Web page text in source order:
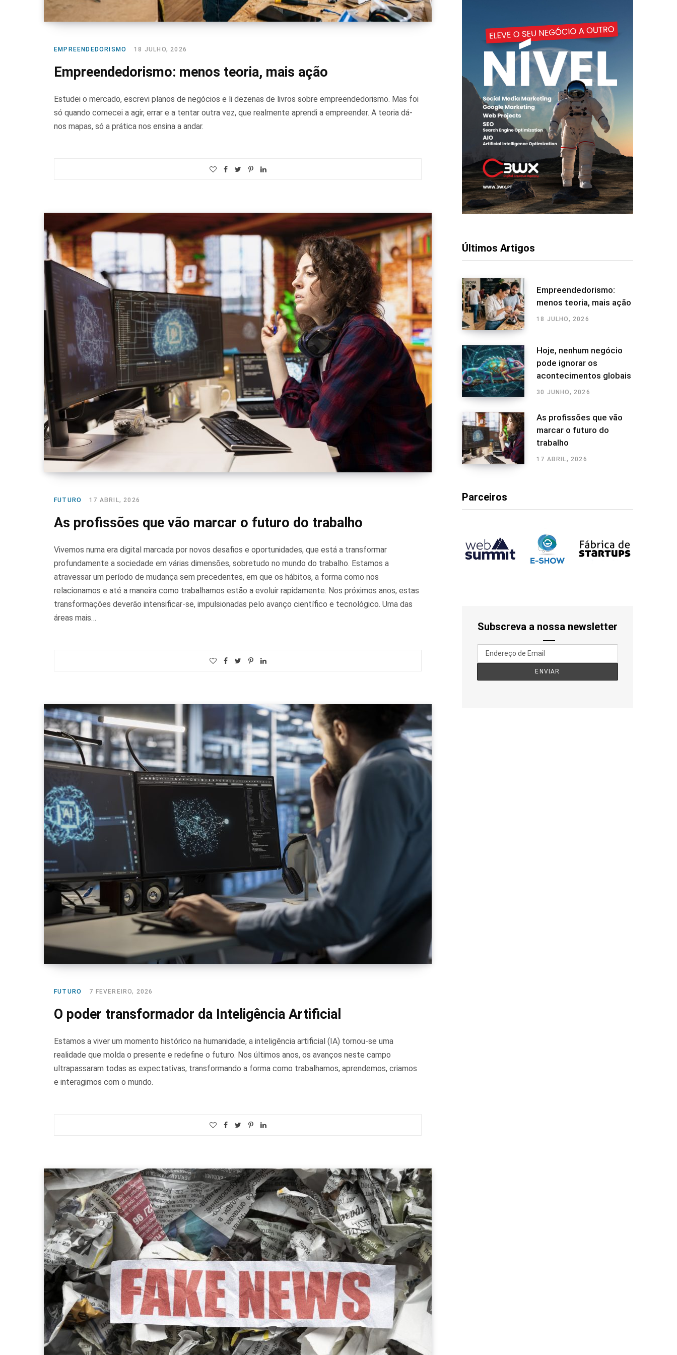
EMPREENDEDORISMO 18 JULHO, 2026
Empreendedorismo: menos teoria, mais ação
Estudei o mercado, escrevi planos de negócios e li dezenas de livros sobre empreendedorismo. Mas foi
só quando comecei a agir, errar e a tentar outra vez, que realmente aprendi a empreender. A teoria dá-
nos mapas, só a prática nos ensina a andar.
FUTURO 17 ABRIL, 2026
As profissões que vão marcar o futuro do trabalho
Vivemos numa era digital marcada por novos desafios e oportunidades, que está a transformar
profundamente a sociedade em várias dimensões, sobretudo no mundo do trabalho. Estamos a
atravessar um período de mudança sem precedentes, em que os hábitos, a forma como nos
relacionamos e até a maneira como trabalhamos estão a evoluir rapidamente. Nos próximos anos, estas
transformações deverão intensificar-se, impulsionadas pelo avanço científico e tecnológico. Uma das
áreas mais…
FUTURO 7 FEVEREIRO, 2026
O poder transformador da Inteligência Artificial
Estamos a viver um momento histórico na humanidade, a inteligência artificial (IA) tornou-se uma
realidade que molda o presente e redefine o futuro. Nos últimos anos, os avanços neste campo
ultrapassaram todas as expectativas, transformando a forma como trabalhamos, aprendemos, criamos
e interagimos com o mundo.
Últimos Artigos
Empreendedorismo:
menos teoria, mais ação
18 JULHO, 2026
Hoje, nenhum negócio
pode ignorar os
acontecimentos globais
30 JUNHO, 2026
As profissões que vão
marcar o futuro do
trabalho
17 ABRIL, 2026
Parceiros
Subscreva a nossa newsletter